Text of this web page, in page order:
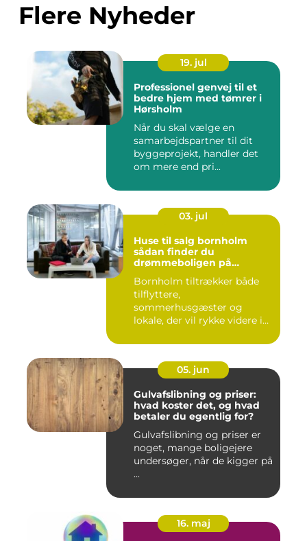
Flere Nyheder
19. jul
Professionel genvej til et
bedre hjem med tømrer i
Hørsholm
Når du skal vælge en
samarbejdspartner til dit
byggeprojekt, handler det
om mere end pri...
03. jul
Huse til salg bornholm
sådan finder du
drømmeboligen på
Bornholm tiltrækker både
tilflyttere,
sommerhusgæster og
lokale, der vil rykke videre i
05. jun
Gulvafslibning og priser:
hvad koster det, og hvad
betaler du egentlig for?
Gulvafslibning og priser er
noget, mange boligejere
undersøger, når de kigger på
...
16. maj